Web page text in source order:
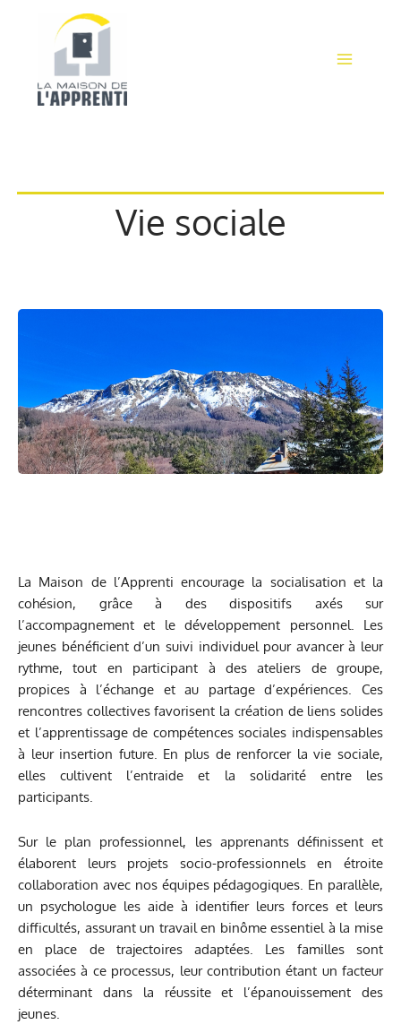
Vie sociale
La Maison de l’Apprenti encourage la socialisation et la
cohésion, grâce à des dispositifs axés sur
l’accompagnement et le développement personnel. Les
jeunes bénéficient d’un suivi individuel pour avancer à leur
rythme, tout en participant à des ateliers de groupe,
propices à l’échange et au partage d’expériences. Ces
rencontres collectives favorisent la création de liens solides
et l’apprentissage de compétences sociales indispensables
à leur insertion future. En plus de renforcer la vie sociale,
elles cultivent l’entraide et la solidarité entre les
participants.
Sur le plan professionnel, les apprenants définissent et
élaborent leurs projets socio-professionnels en étroite
collaboration avec nos équipes pédagogiques. En parallèle,
un psychologue les aide à identifier leurs forces et leurs
difficultés, assurant un travail en binôme essentiel à la mise
en place de trajectoires adaptées. Les familles sont
associées à ce processus, leur contribution étant un facteur
déterminant dans la réussite et l’épanouissement des
jeunes.